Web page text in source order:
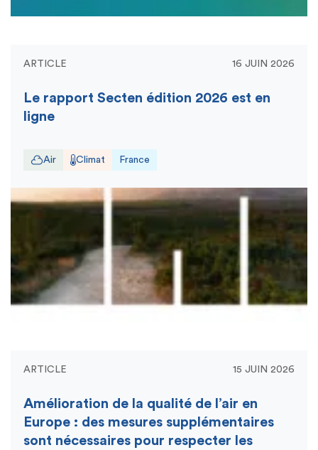
ARTICLE 16 JUIN 2026
Le rapport Secten édition 2026 est en
ligne
Air Climat France
ARTICLE 15 JUIN 2026
Amélioration de la qualité de l’air en
Europe : des mesures supplémentaires
sont nécessaires pour respecter les